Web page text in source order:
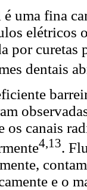
uma fina
elétricos
por curetas
dentais
os canais
4,13.
e o